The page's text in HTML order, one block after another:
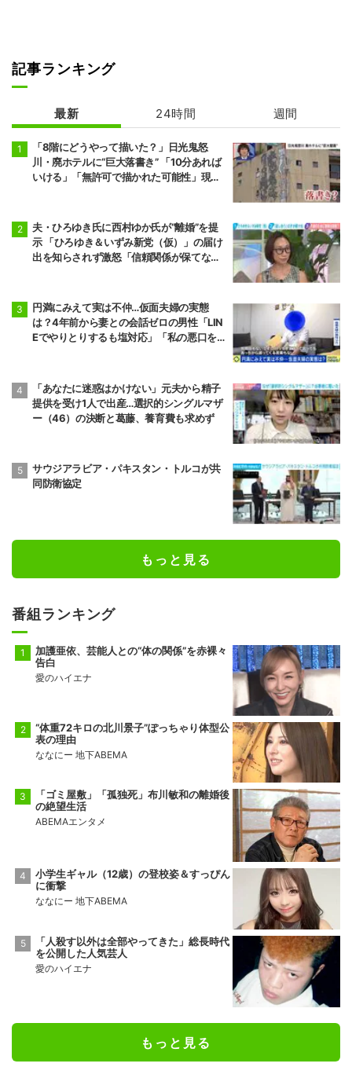
記事ランキング
最新 24時間 週間
「8階にどうやって描いた？」日光鬼怒
川・廃ホテルに“巨大落書き” 「10分あれば
いける」「無許可で描かれた可能性」現役
夫・ひろゆき氏に西村ゆか氏が“離婚”を提
示 「ひろゆき＆いずみ新党（仮）」の届け
出を知らされず激怒「信頼関係が保てない
円満にみえて実は不仲…仮面夫婦の実態
は？4年前から妻との会話ゼロの男性「LIN
Eでやりとりするも塩対応」「私の悪口を
「あなたに迷惑はかけない」元夫から精子
提供を受け1人で出産…選択的シングルマザ
ー（46）の決断と葛藤、養育費も求めず
サウジアラビア・パキスタン・トルコが共
同防衛協定
もっと見る
番組ランキング
加護亜依、芸能人との“体の関係”を赤裸々
告白
愛のハイエナ
“体重72キロの北川景子”ぽっちゃり体型公
表の理由
ななにー 地下ABEMA
「ゴミ屋敷」「孤独死」布川敏和の離婚後
の絶望生活
ABEMAエンタメ
小学生ギャル（12歳）の登校姿＆すっぴん
に衝撃
ななにー 地下ABEMA
「人殺す以外は全部やってきた」総長時代
を公開した人気芸人
愛のハイエナ
もっと見る